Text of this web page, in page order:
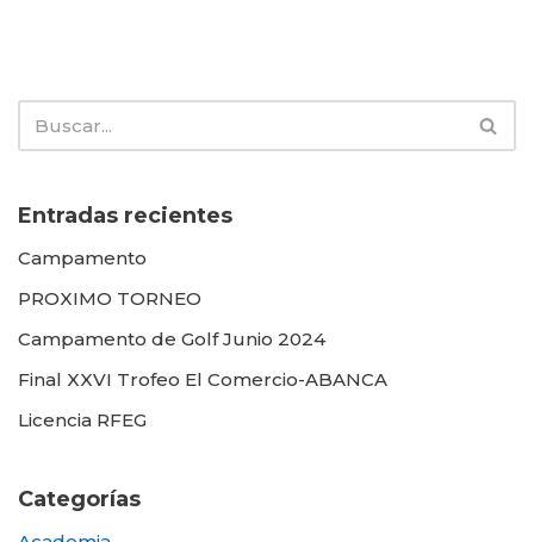
Entradas recientes
Campamento
PROXIMO TORNEO
Campamento de Golf Junio 2024
Final XXVI Trofeo El Comercio-ABANCA
Licencia RFEG
Categorías